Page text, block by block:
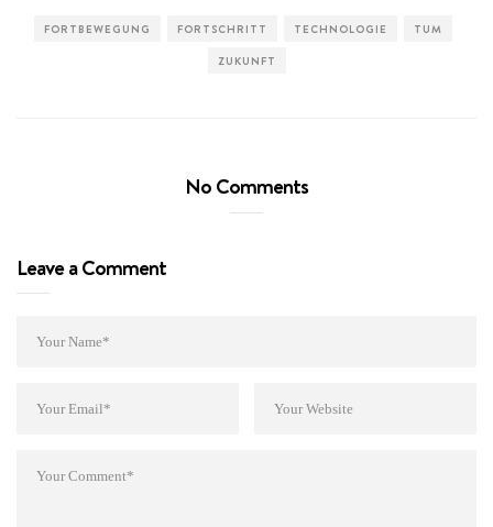
FORTBEWEGUNG FORTSCHRITT TECHNOLOGIE TUM
ZUKUNFT
No Comments
Leave a Comment